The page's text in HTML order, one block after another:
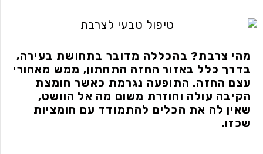
מהי צרבת? בהכללה מדובר בתחושת בעירה,
בדרך כלל באזור החזה התחתון, ממש מאחורי
עצם החזה. התופעה נגרמת כאשר חומצת
הקיבה עולה וחוזרת משום מה אל הוושט,
שאין לה את הכלים להתמודד עם חומציות
שכזו.